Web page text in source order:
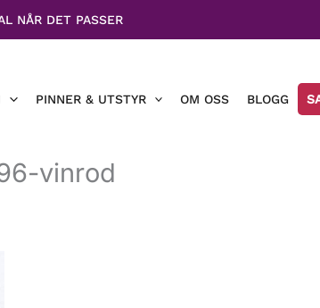
NÅR DET PASSER
PINNER & UTSTYR OM OSS BLOGG
vinrod